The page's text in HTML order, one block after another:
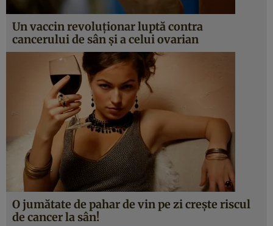
Un vaccin revoluţionar luptă contra
cancerului de sân şi a celui ovarian
O jumătate de pahar de vin pe zi creşte riscul
de cancer la sân!